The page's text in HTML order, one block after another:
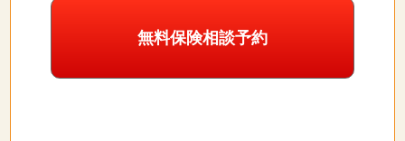
無料保険相談予約